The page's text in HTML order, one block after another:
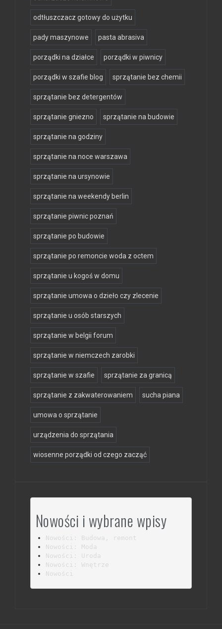
odtłuszczacz gotowy do użytku
pady maszynowe pasta abrasiva
porządki na działce porządki w piwnicy
porządki w szafie blog sprzątanie bez chemii
sprzątanie bez detergentów
sprzątanie gniezno sprzątanie na budowie
sprzątanie na godziny
sprzątanie na noce warszawa
sprzątanie na ursynowie
sprzątanie na weekendy berlin
sprzątanie piwnic poznań
sprzątanie po budowie
sprzątanie po remoncie woda z octem
sprzątanie u kogoś w domu
sprzątanie umowa o dzieło czy zlecenie
sprzątanie u osób starszych
sprzątanie w belgii forum
sprzątanie w niemczech zarobki
sprzątanie w szafie sprzątanie za granicą
sprzątanie z zakwaterowaniem sucha piana
umowa o sprzątanie
urządzenia do sprzątania
wiosenne porządki od czego zacząć
Nowości i wybrane wpisy
Nowości: Budowa, remont
Nowości: Moda
Nowości: Uroda
Nowości: Wnętrze
Nowości